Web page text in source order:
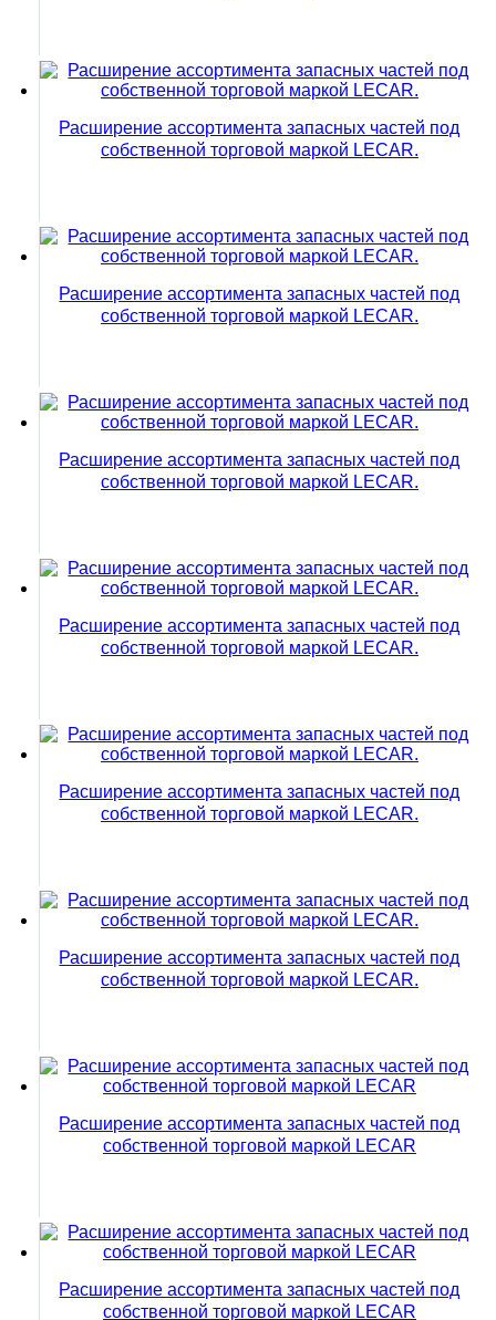
Расширение ассортимента запасных частей под
собственной торговой маркой LECAR.
Расширение ассортимента запасных частей под
собственной торговой маркой LECAR.
Расширение ассортимента запасных частей под
собственной торговой маркой LECAR.
Расширение ассортимента запасных частей под
собственной торговой маркой LECAR.
Расширение ассортимента запасных частей под
собственной торговой маркой LECAR.
Расширение ассортимента запасных частей под
собственной торговой маркой LECAR.
Расширение ассортимента запасных частей под
собственной торговой маркой LECAR
Расширение ассортимента запасных частей под
собственной торговой маркой LECAR